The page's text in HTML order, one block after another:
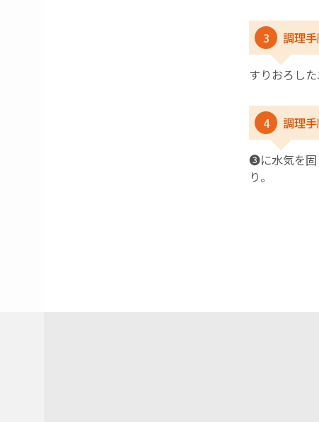
3 調理
すりおろし
4 調理
❸に水気を固
り。